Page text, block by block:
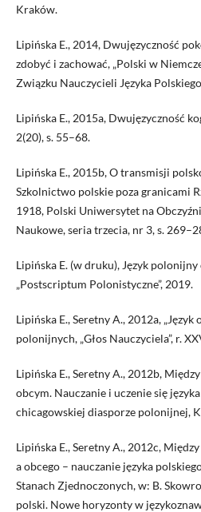
Kraków.
Lipińska E., 2014, Dwujęzyczność
zdobyć i zachować, „Polski w
Związku Nauczycieli Języka
Lipińska E., 2015a, Dwujęzyczność
2(20), s. 55–68.
Lipińska E., 2015b, O transmisji
Szkolnictwo polskie poza granicami
1918, Polski Uniwersytet na
Naukowe, seria trzecia, nr 3, s.
Lipińska E. (w druku), Język
„Postscriptum Polonistyczne”, 2019.
Lipińska E., Seretny A., 2012a, „Język
polonijnych, „Głos Nauczyciela”, r.
Lipińska E., Seretny A., 2012b,
obcym. Nauczanie i uczenie się
chicagowskiej diasporze polonijnej,
Lipińska E., Seretny A., 2012c,
a obcego – nauczanie języka
Stanach Zjednoczonych, w: B.
polski. Nowe horyzonty w